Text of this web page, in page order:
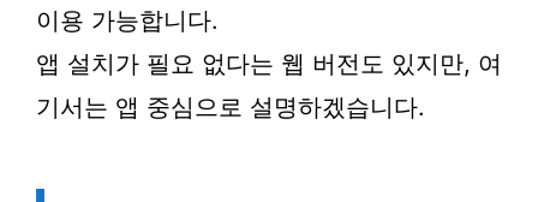
이용 가능합니다.
앱 설치가 필요 없다는 웹 버전도 있지만, 여
기서는 앱 중심으로 설명하겠습니다.